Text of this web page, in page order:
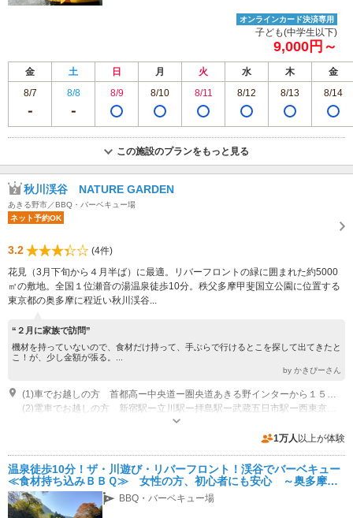
オンラインカード決済専用
子ども(中学生以下)
9,000円～
金 土 日 月 火 水 木
金
8/7
8/8 8/9 8/10 8/11 8/12 8/13 8/14
この施設のプランをもっと見る
秋川渓谷 NATURE GARDEN
あきる野市／BBQ・バーベキュー場
ネット予約OK
3.2
(4件)
花見（3月下旬から４月半ば）に最適。リバーフロントの緑に囲まれた約5000
㎡の敷地。全国１位瀬音の湯温泉徒歩10分。秩父多摩甲斐国立公園に位置する
東京都の奥多摩に程近い秋川渓谷...
“２月に家族で訪問”
機材を持っていないので、食材だけ持って、手ぶらで行けるとこを探して出てきたと
こ！が、少し金額が張る。...
by かきぴーさん
1万人 以上が体験
温泉徒歩10分！ザ・川遊び・リバーフロント！渓谷でバーベキュー
≪食材持ち込みＢＢＱ≫ 女性の方、初心者にも安心 ～奥多摩に
近い秋川渓谷でバーベキュー！～
BBQ・バーベキュー場